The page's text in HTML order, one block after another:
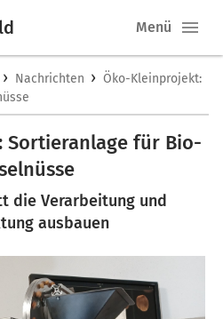
Menü
› Nachrichten › Öko-Kleinprojekt:
Sortieranlage für Bio-
die Verarbeitung und
ausbauen